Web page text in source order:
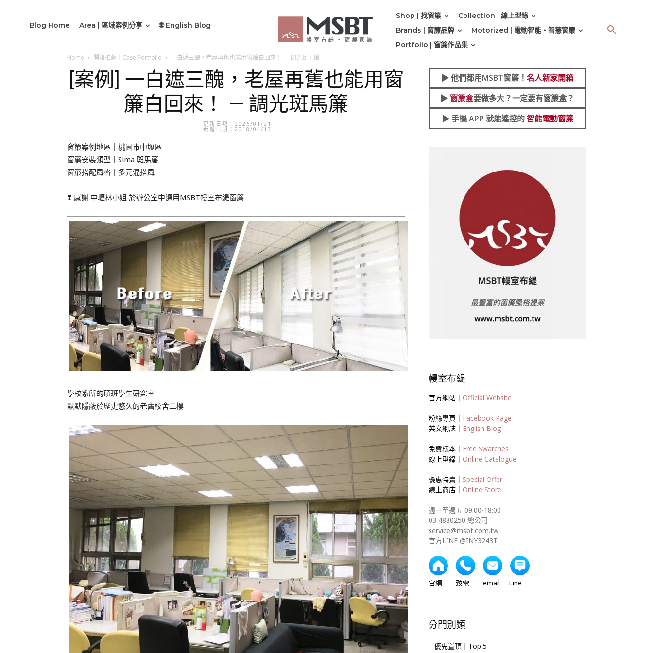
Blog Home Area | 區域案例分享 🌐 English Blog
Shop | 找窗簾
Collection | 線上型錄
Brands | 窗簾品牌
Motorized | 電動智能‧智慧窗簾
Portfolio | 窗簾作品集
Home 開箱推薦｜Case Portfolio 一白遮三醜，老屋再舊也能用窗簾白回來！ — 調光斑馬簾
[案例] 一白遮三醜，老屋再舊也能用窗
簾白回來！ — 調光斑馬簾
更新日期：2026/01/21
新增日期：2018/04/13
窗簾案例地區｜桃園市中壢區
窗簾安裝類型｜Sima 斑馬簾
窗簾搭配風格｜多元混搭風
❣️ 感謝 中壢林小姐 於辦公室中選用MSBT幔室布緹窗簾
學校系所的碩班學生研究室
默默隱蔽於歷史悠久的老舊校舍二樓
▶︎他們都用MSBT窗簾！ 名人新家開箱
▶︎ 窗簾盒要做多大？一定要有窗簾盒？
▶︎ 手機 APP 就能遙控的智能電動窗簾
幔室布緹
官方網站｜ Official Website
粉絲專頁｜ Facebook Page
英文網誌｜ English Blog
免費樣本｜ Free Swatches
線上型錄｜ Online Catalogue
優惠特賣｜ Special Offer
線上商店｜ Online Store
週一至週五 09:00-18:00
03 4880250 總公司
service@msbt.com.tw
官方LINE @INY3243T
官網 致電 email Line
分門別類
優先置頂｜Top 5